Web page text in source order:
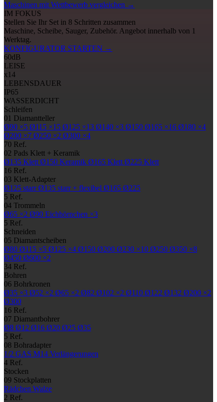
Maschinen mit Wettbewerb vergleichen →
IM FOKUS
Stellen Sie Ihr Set in 8 Schritten zusammen
Maschine, Scheibe, Sauger, Zubehör. Angebot innerhalb von 1
Werktag.
KONFIGURATOR STARTEN →
60dB
LEISE
x14
LEBENSDAUER
IP65
WASSERDICHT
Schleifen
01 Diamantteller
Ø90 ×5 Ø115 ×15 Ø125 ×13 Ø140 ×3 Ø150 Ø165 ×16 Ø180 ×4
Ø200 ×7 Ø250 ×2 Ø300 ×4
70 Ref.
02 Pads Klett + Keramik
Ø135 Klett Ø150 Keramik Ø165 Klett Ø225 Klett
16 Ref.
03 Klett-Adapter
Ø125 starr Ø135 starr + flexibel Ø165 Ø225
5 Ref.
04 Trommeln
Ø65 ×2 Ø90 Eichhörnchen ×3
5 Ref.
Schneiden
05 Diamantscheiben
Ø80 Ø115 ×5 Ø125 ×4 Ø150 Ø200 Ø230 ×10 Ø250 Ø350 ×8
Ø450 Ø600 ×2
34 Ref.
Bohren
06 Bohrkronen
Ø35 ×3 Ø52 ×2 Ø65 ×2 Ø82 Ø102 ×2 Ø110 Ø122 Ø132 Ø200 ×2
Ø300
16 Ref.
07 Diamantbohrer
Ø8 Ø12 Ø16 Ø20 Ø25 Ø35
5 Ref.
08 Bohradapter
1/2 GAS M14 Verlängerungen
4 Ref.
Stocken
09 Stockplatten
Rädchen Walze
2 Ref.